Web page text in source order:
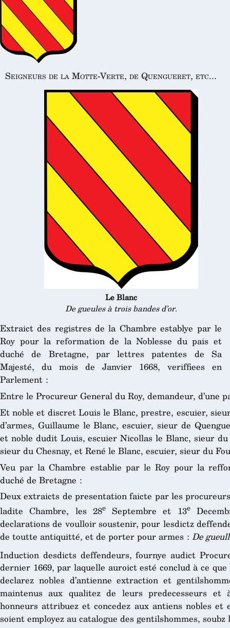
Seigneurs de la Motte-Verte, de Quengueret, etc...
Le Blanc
De gueules à trois bandes d’or.
Extraict des registres de la Chambre establye par le
Roy pour la reformation de la Noblesse du pais et
duché de Bretagne, par lettres patentes de Sa
Majesté, du mois de Janvier 1668, veriffiees en
Parlement :
Entre le Procureur General du Roy, demandeur, d’une
Et noble et discret Louis le Blanc, prestre, escuier,
d’armes, Guillaume le Blanc, escuier, sieur de
et noble dudit Louis, escuier Nicollas le Blanc, sieur
sieur du Chesnay, et René le Blanc, escuier, sieur du
Veu par la Chambre establie par le Roy pour la
duché de Bretagne :
Deux extraicts de presentation faicte par les
ladite Chambre, les 28eSeptembre et 13e
declarations de voulloir soustenir, pour lesdictz
de toutte antiquitté, et de porter pour armes : De
Induction desdicts deffendeurs, fournye audict
dernier 1669, par laquelle auroict esté conclud à ce
declarez nobles d’antienne extraction et
maintenus aux qualitez de leurs predecesseurs
honneurs attribuez et concedez aux antiens nobles et
soient employez au catalogue des gentilshommes, soubz